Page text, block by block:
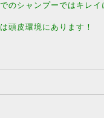
のシャンプーではキレ
頭皮環境にあります！